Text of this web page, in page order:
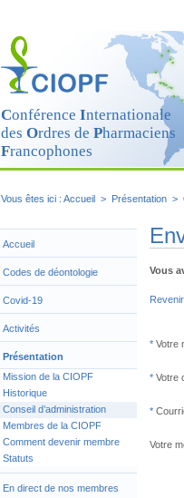
Conférence Internationale
des Ordres de Pharmaciens
Francophones
Vous êtes ici : Accueil > Présentation >
Accueil
Codes de déontologie
Covid-19
Activités
Présentation
Mission de la CIOPF
Historique
Conseil d’administration
Membres de la CIOPF
Comment devenir membre
Statuts
En direct de nos membres
Vous
Votre
Votre
Votre